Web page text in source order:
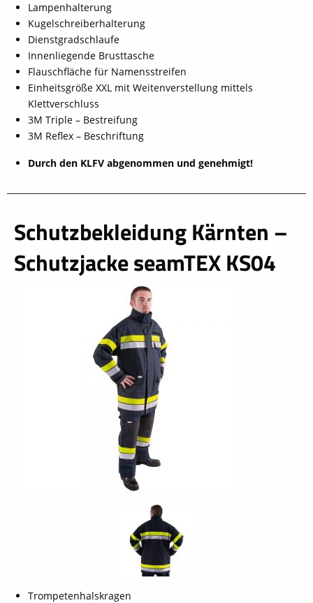
Lampenhalterung
Kugelschreiberhalterung
Dienstgradschlaufe
Innenliegende Brusttasche
Flauschfläche für Namensstreifen
Einheitsgröße XXL mit Weitenverstellung mittels
Klettverschluss
3M Triple – Bestreifung
3M Reflex – Beschriftung
Durch den KLFV abgenommen und genehmigt!
schließen
Schutzbekleidung Kärnten –
Schutzjacke seamTEX KS04
Trompetenhalskragen